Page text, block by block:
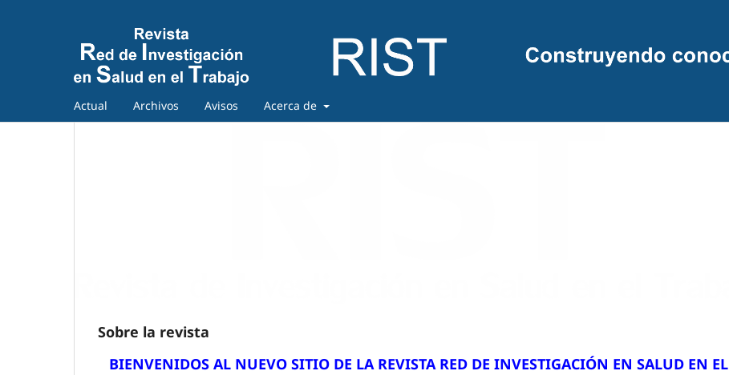
Actual Archivos Avisos Acerca de
Sobre la revista
BIENVENIDOS AL NUEVO SITIO DE LA REVISTA RED DE INVESTIGACIÓN EN SALUD EN EL